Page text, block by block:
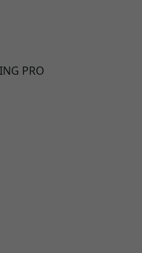
PRO